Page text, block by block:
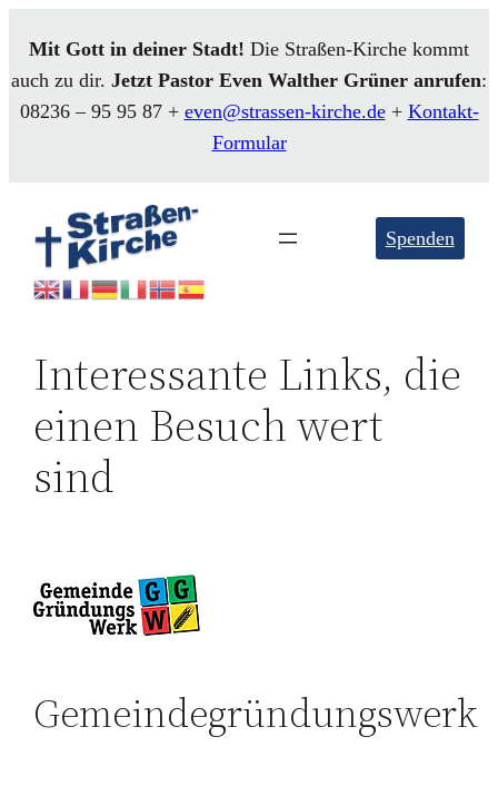
Mit Gott in deiner Stadt! Die Straßen-Kirche kommt
auch zu dir. Jetzt Pastor Even Walther Grüner anrufen:
08236 – 95 95 87 + even@strassen-kirche.de+ Kontakt-
Formular
Spenden
Interessante Links, die
einen Besuch wert
sind
Gemeindegründungswerk